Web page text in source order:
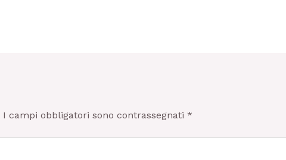
I campi obbligatori sono contrassegnati *